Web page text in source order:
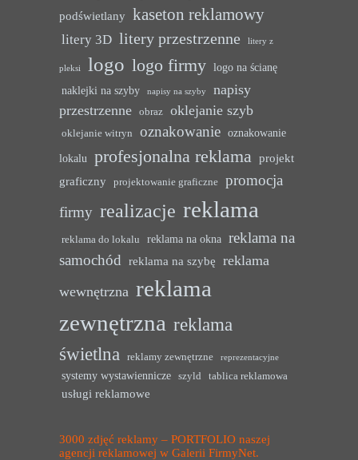
podświetlany kaseton reklamowy
litery 3D litery przestrzenne litery z
pleksi logo logo firmy logo na ścianę
naklejki na szyby
napisy na szyby
napisy
przestrzenne
obraz oklejanie szyb
oklejanie witryn oznakowanie oznakowanie
lokalu profesjonalna reklama projekt
graficzny
projektowanie graficzne
promocja
firmy realizacje reklama
reklama do lokalu reklama na okna reklama na
samochód reklama na szybę reklama
wewnętrzna reklama
zewnętrzna reklama
świetlna
reklamy zewnętrzne reprezentacyjne
systemy wystawiennicze szyld tablica reklamowa
usługi reklamowe
3000 zdjęć reklamy – PORTFOLIO naszej
agencji reklamowej w Galerii FirmyNet.